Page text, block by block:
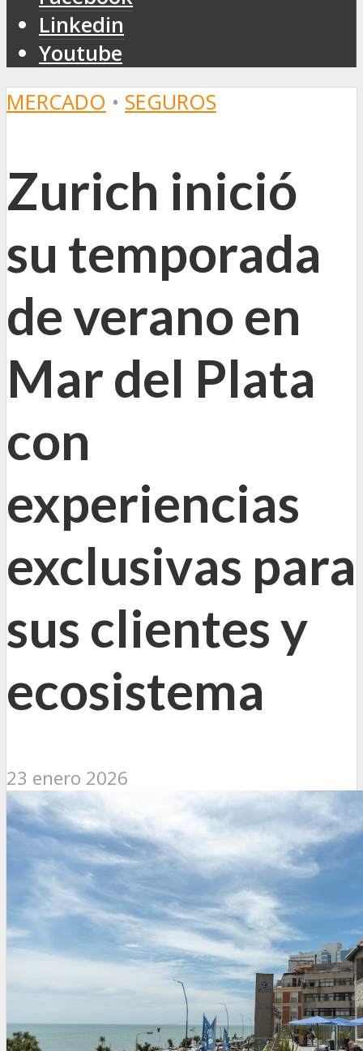
Linkedin
Youtube
MERCADO • SEGUROS
Zurich inició
su temporada
de verano en
Mar del Plata
con
experiencias
exclusivas para
sus clientes y
ecosistema
23 enero 2026